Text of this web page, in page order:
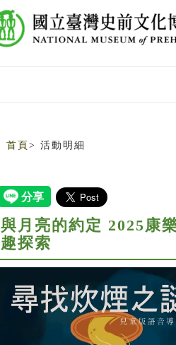
首頁 > 活動明細
與月亮的約定 2025康
趣探索